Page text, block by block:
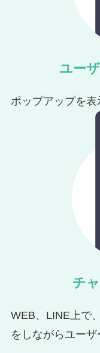
ユー
ポップアップを
チ
WEB、LINE上で
をしながらユー